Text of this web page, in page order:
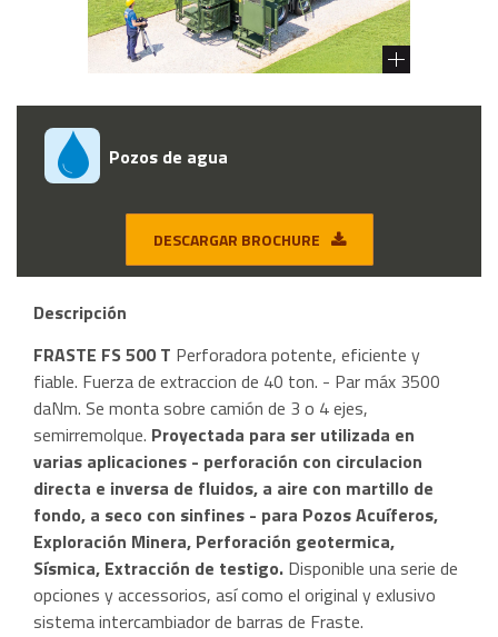
Pozos de agua
DESCARGAR BROCHURE
Descripción
FRASTE FS 500 T Perforadora potente, eficiente y
fiable. Fuerza de extraccion de 40 ton. - Par máx 3500
daNm. Se monta sobre camión de 3 o 4 ejes,
semirremolque. Proyectada para ser utilizada en
varias aplicaciones - perforación con circulacion
directa e inversa de fluidos, a aire con martillo de
fondo, a seco con sinfines - para Pozos Acuíferos,
Exploración Minera, Perforación geotermica,
Sísmica, Extracción de testigo. Disponible una serie de
opciones y accessorios, así como el original y exlusivo
sistema intercambiador de barras de Fraste.